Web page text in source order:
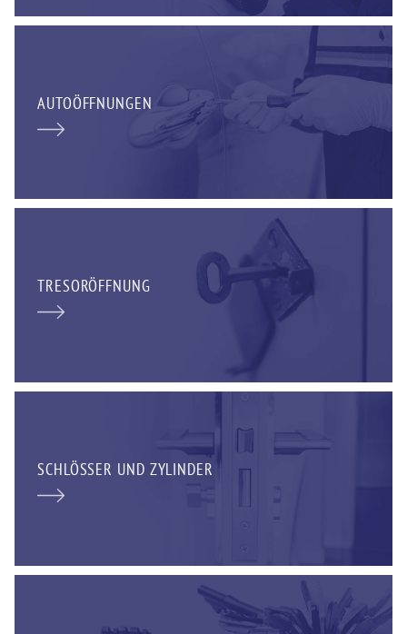
AUTOÖFFNUNGEN
TRESORÖFFNUNG
SCHLÖSSER UND ZYLINDER